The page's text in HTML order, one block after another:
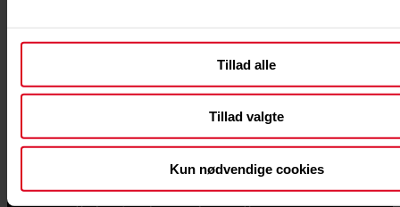
Tillad alle
Tillad valgte
Kun nødvendige cookies
på op til 2 ton kan transporteres på en kraftig trailer, så
trailer med tilstrækkelig totalvægt og en god
opkørselsrampe til maskinens vægt.
til privat og professionelt brug. Uanset om du har brug
for et benzindrevet pælebor til større projekter eller et
hånddrevet pælebor til mindre opgaver, har vi det rette
værktøj til dig. Det rette pælebor giver dig præcision